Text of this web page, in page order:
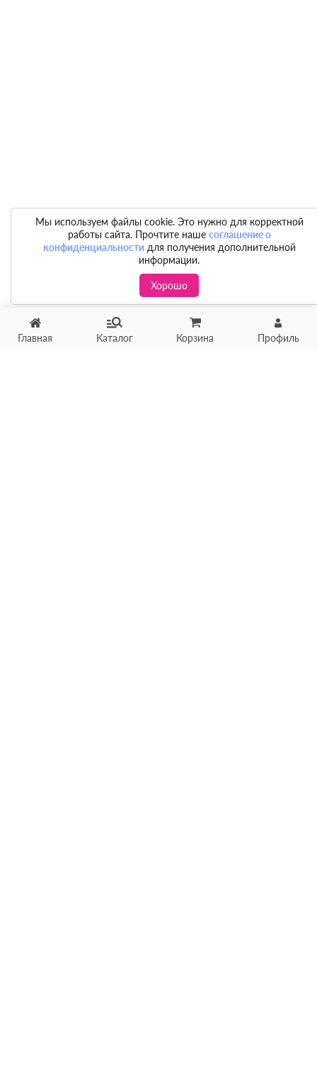
Главная Каталог Корзина Профиль
Мы используем файлы cookie. Это нужно для корректной
работы сайта. Прочтите наше соглашение о
конфиденциальностидля получения дополнительной
информации.
Хорошо